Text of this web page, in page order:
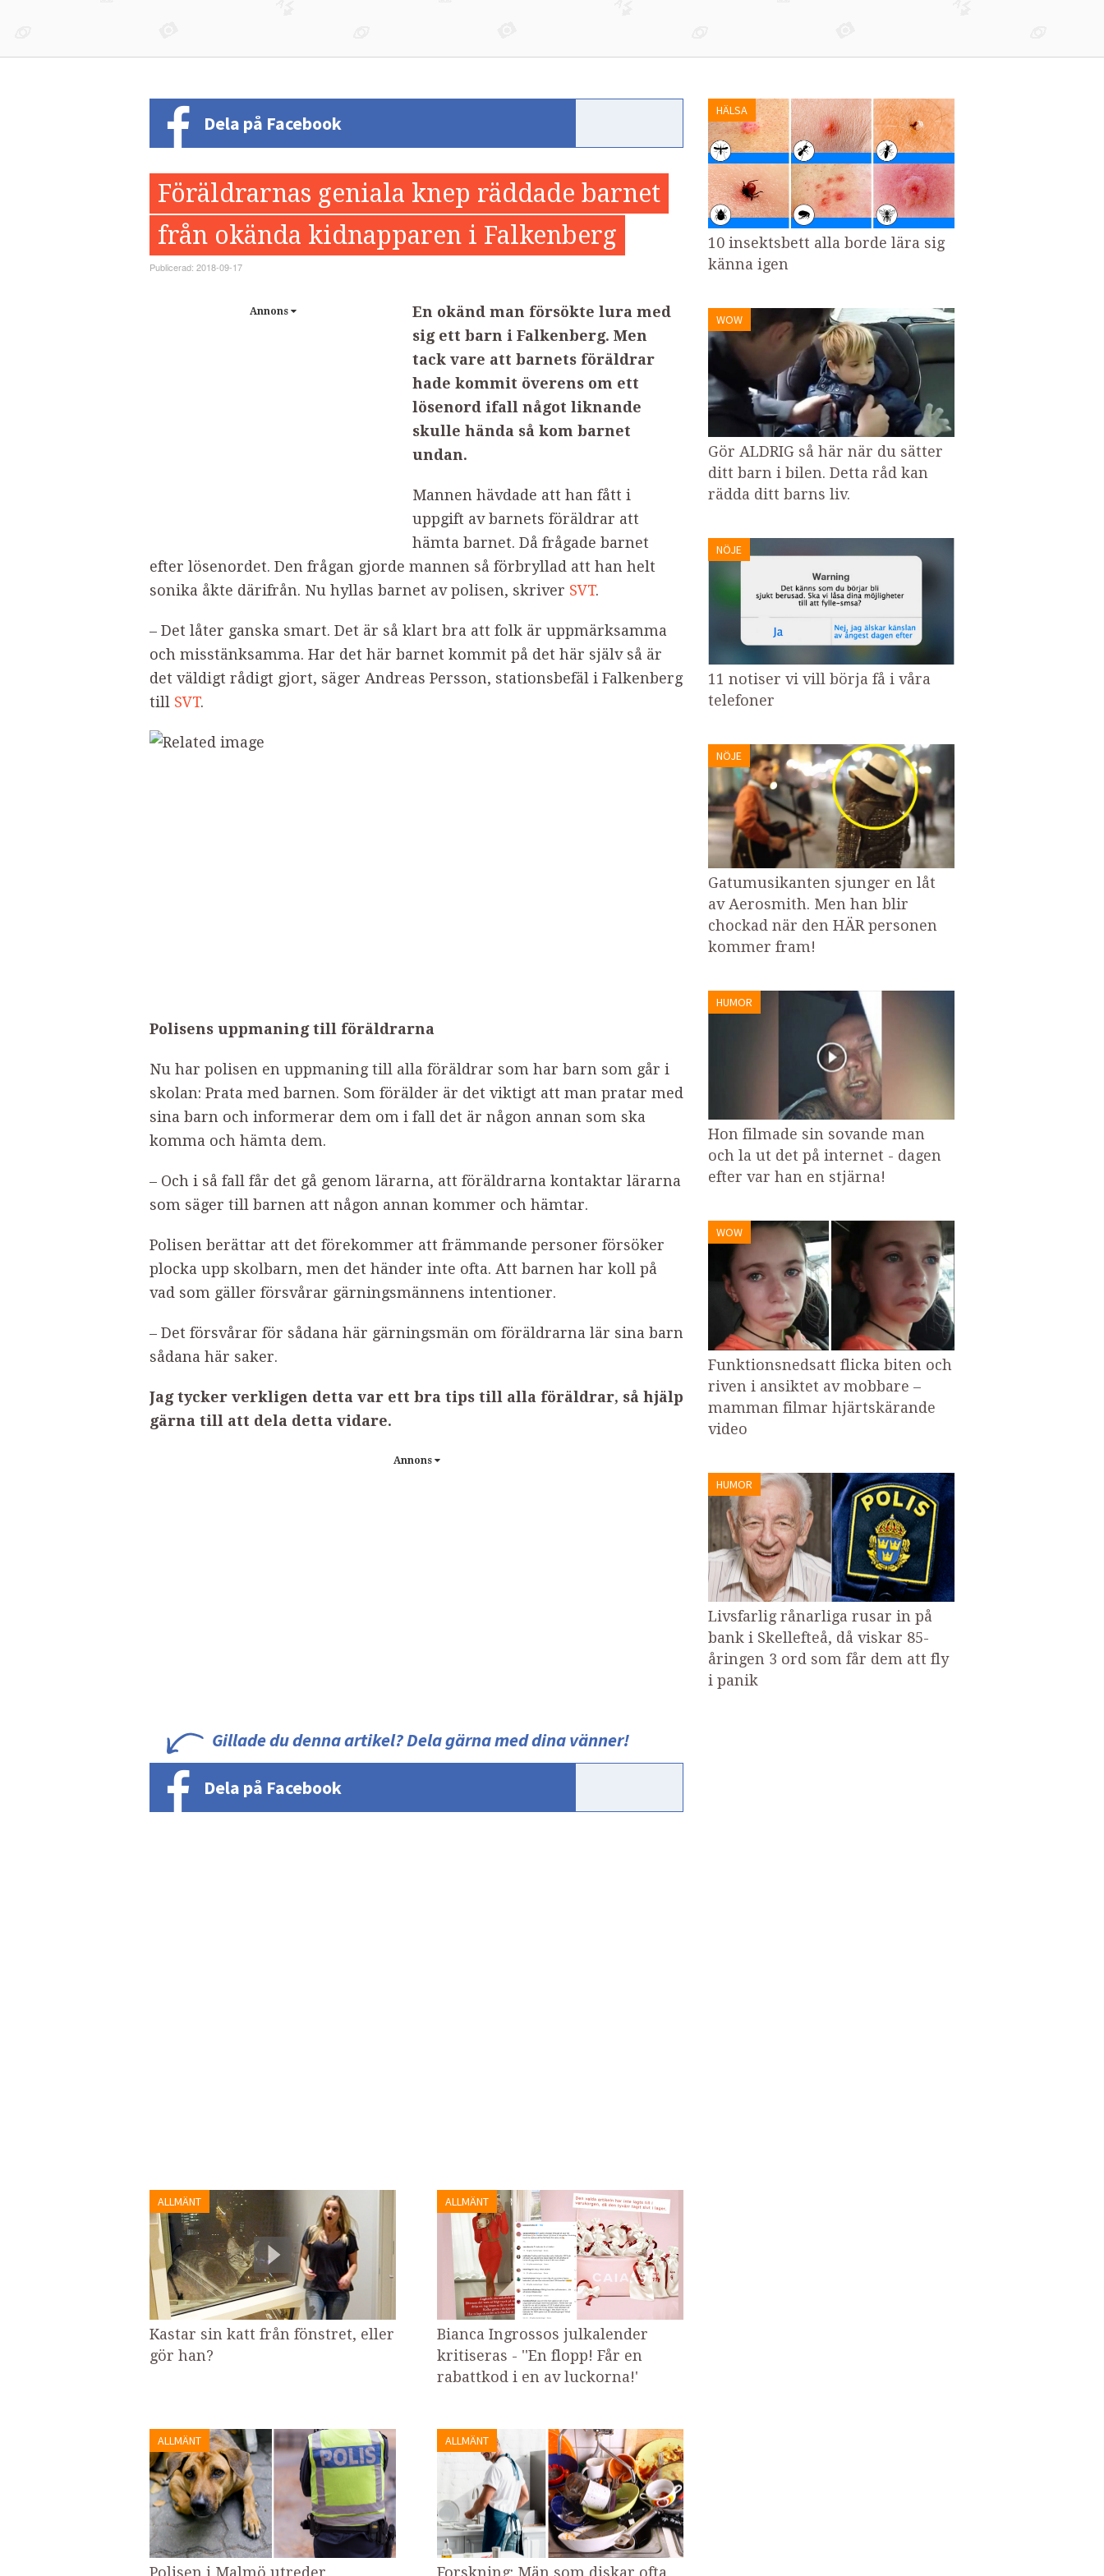
Dela på Facebook
Föräldrarnas geniala knep räddade barnet
från okända kidnapparen i Falkenberg
Publicerad: 2018-09-17
Annons
En okänd man försökte lura med
sig ett barn i Falkenberg. Men
tack vare att barnets föräldrar
hade kommit överens om ett
lösenord ifall något liknande
skulle hända så kom barnet
undan.
Mannen hävdade att han fått i
uppgift av barnets föräldrar att
hämta barnet. Då frågade barnet
efter lösenordet. Den frågan gjorde mannen så förbryllad att han helt
sonika åkte därifrån. Nu hyllas barnet av polisen, skriver SVT.
– Det låter ganska smart. Det är så klart bra att folk är uppmärksamma
och misstänksamma. Har det här barnet kommit på det här själv så är
det väldigt rådigt gjort, säger Andreas Persson, stationsbefäl i Falkenberg
till SVT.
Polisens uppmaning till föräldrarna
Nu har polisen en uppmaning till alla föräldrar som har barn som går i
skolan: Prata med barnen. Som förälder är det viktigt att man pratar med
sina barn och informerar dem om i fall det är någon annan som ska
komma och hämta dem.
– Och i så fall får det gå genom lärarna, att föräldrarna kontaktar lärarna
som säger till barnen att någon annan kommer och hämtar.
Polisen berättar att det förekommer att främmande personer försöker
plocka upp skolbarn, men det händer inte ofta. Att barnen har koll på
vad som gäller försvårar gärningsmännens intentioner.
– Det försvårar för sådana här gärningsmän om föräldrarna lär sina barn
sådana här saker.
Jag tycker verkligen detta var ett bra tips till alla föräldrar, så hjälp
gärna till att dela detta vidare.
Annons
Gillade du denna artikel?Dela gärna med dina vänner!
Dela på Facebook
ALLMÄNT
Kastar sin katt från fönstret, eller
gör han?
ALLMÄNT
Bianca Ingrossos julkalender
kritiseras - ''En flopp! Får en
rabattkod i en av luckorna!'
ALLMÄNT
Polisen i Malmö utreder
ALLMÄNT
Forskning: Män som diskar ofta
HÄLSA
10 insektsbett alla borde lära sig
känna igen
WOW
Gör ALDRIG så här när du sätter
ditt barn i bilen. Detta råd kan
rädda ditt barns liv.
NÖJE
11 notiser vi vill börja få i våra
telefoner
NÖJE
Gatumusikanten sjunger en låt
av Aerosmith. Men han blir
chockad när den HÄR personen
kommer fram!
HUMOR
Hon filmade sin sovande man
och la ut det på internet - dagen
efter var han en stjärna!
WOW
Funktionsnedsatt flicka biten och
riven i ansiktet av mobbare –
mamman filmar hjärtskärande
video
HUMOR
Livsfarlig rånarliga rusar in på
bank i Skellefteå, då viskar 85-
åringen 3 ord som får dem att fly
i panik